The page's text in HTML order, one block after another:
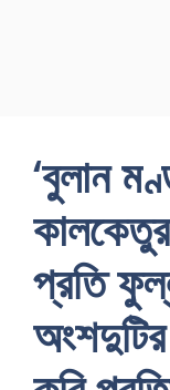
‘বুলান
প্রতি
অংশদুটির